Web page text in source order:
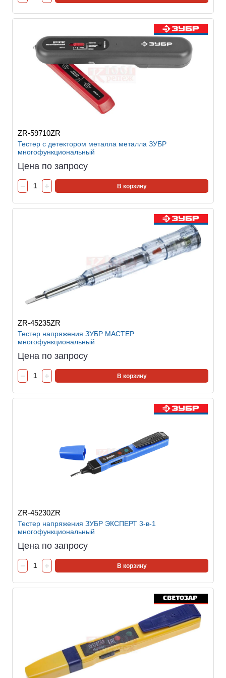
ZR-59710ZR
Тестер с детектором металла металла ЗУБР
многофункциональный
Цена по запросу
В корзину
ZR-45235ZR
Тестер напряжения ЗУБР МАСТЕР
многофункциональный
Цена по запросу
В корзину
ZR-45230ZR
Тестер напряжения ЗУБР ЭКСПЕРТ 3-в-1
многофункциональный
Цена по запросу
В корзину